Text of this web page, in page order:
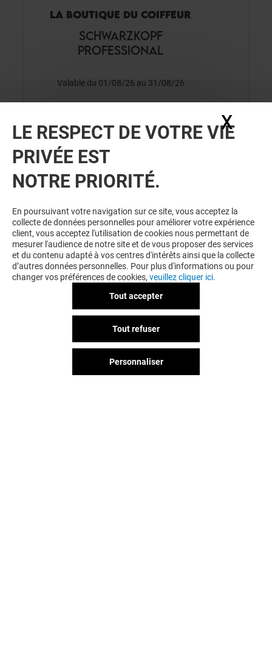
LA BOUTIQUE DU COIFFEUR
SCHWARZKOPF
PROFESSIONAL
Valable du 01/08/26 au 31/08/26
VOIR LE DETAIL
LA BOUTIQUE DU COIFFEUR
ATELIERS COIFFURE
STEAMPOD
Offre permanente
LE RESPECT DE VOTRE VIE
PRIVÉE EST
NOTRE PRIORITÉ.
En poursuivant votre navigation sur ce site, vous acceptez la
collecte de données personnelles pour améliorer votre expérience
client, vous acceptez l'utilisation de cookies nous permettant de
mesurer l'audience de notre site et de vous proposer des services
et du contenu adapté à vos centres d'intérêts ainsi que la collecte
d’autres données personnelles. Pour plus d'informations ou pour
changer vos préférences de cookies, veuillez cliquer ici.
Tout accepter
Tout refuser
Personnaliser
X